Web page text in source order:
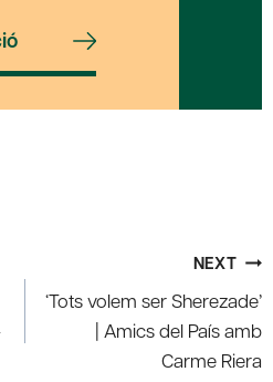
NEXT
‘Tots volem ser Sherezade’
| Amics del País amb
Carme Riera